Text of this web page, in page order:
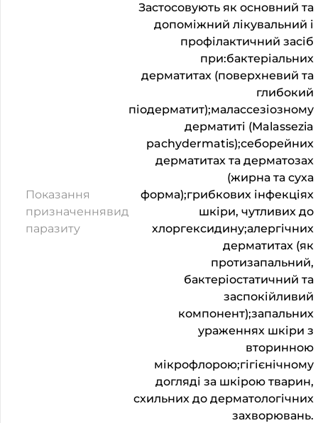
Показання
призначеннявид
паразиту
Застосовують як основний та
допоміжний лікувальний і
профілактичний засіб
при:бактеріальних
дерматитах (поверхневий та
глибокий
піодерматит);малассезіозному
дерматиті (Malassezia
pachydermatis);себорейних
дерматитах та дерматозах
(жирна та суха
форма);грибкових інфекціях
шкіри, чутливих до
хлоргексидину;алергічних
дерматитах (як
протизапальний,
бактеріостатичний та
заспокійливий
компонент);запальних
ураженнях шкіри з
вторинною
мікрофлорою;гігієнічному
догляді за шкірою тварин,
схильних до дерматологічних
захворювань.